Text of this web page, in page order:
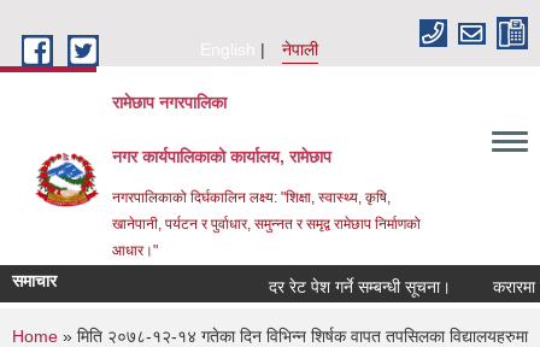
English
नेपाली
रामेछाप नगरपालिका
नगर कार्यपालिकाको कार्यालय, रामेछाप
नगरपालिकाको दिर्घकालिन लक्ष्य: "शिक्षा, स्वास्थ्य, कृषि,
खानेपानी, पर्यटन र पुर्वाधार, समुन्नत र समृद्व रामेछाप निर्माणको
आधार।"
समाचार दर रेट पेश गर्ने सम्बन्धी सूचना। करारमा
Home » मिति २०७८-१२-१४ गतेका दिन विभिन्न शिर्षक वापत तपसिलका विद्यालयहरुमा